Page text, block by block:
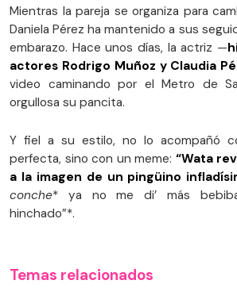
Mientras la pareja se organiza para
Daniela Pérez ha mantenido a sus
embarazo. Hace unos días, la actriz —
actores Rodrigo Muñoz y Claudia
video caminando por el Metro de
orgullosa su pancita.
Y fiel a su estilo, no lo acompañó
perfecta, sino con un meme: “Wata
a la imagen de un pingüino
conche* ya no me di’ más
hinchado”*.
Temas relacionados